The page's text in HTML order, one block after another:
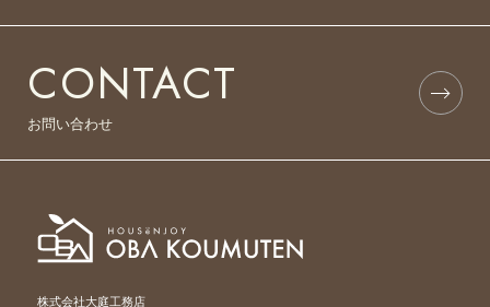
CONTACT
お問い合わせ
株式会社大庭工務店